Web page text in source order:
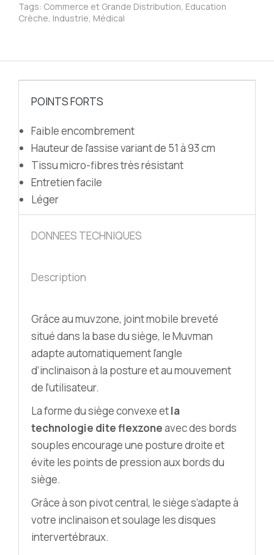
Tags: Commerce et Grande Distribution, Education
Crèche, Industrie, Médical
POINTS FORTS
Faible encombrement
Hauteur de l’assise variant de 51 à 93 cm
Tissu micro-fibres très résistant
Entretien facile
Léger
DONNEES TECHNIQUES
Description
Grâce au muvzone, joint mobile breveté
situé dans la base du siège, le Muvman
adapte automatiquement l’angle
d’inclinaison à la posture et au mouvement
de l’utilisateur.
La forme du siège convexe etla
technologie dite flexzoneavec des bords
souples encourage une posture droite et
évite les points de pression aux bords du
siège.
Grâce à son pivot central, le siège s’adapte à
votre inclinaison et soulage les disques
intervertébraux.